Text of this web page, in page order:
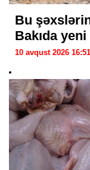
Bu
Bakıda
10 avqust 2026 16:51